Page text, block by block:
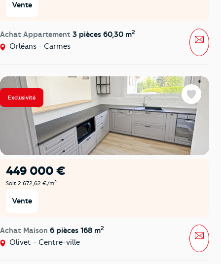
Vente
Achat Appartement 3 pièces 60,30 m2
Orléans - Carmes
Exclusivité
449 000 €
Soit 2 672,62 €/m2
Vente
Achat Maison 6 pièces 168 m2
Olivet - Centre-ville
Favoris